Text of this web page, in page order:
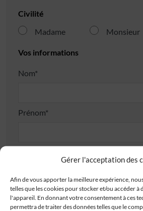
Gérer l'acceptation des
Afin de vous apporter la meilleure expérience,
telles que les cookies pour stocker et/ou accéder à
l'appareil. En donnant votre consentement à ces
permettra de traiter des données telles que le
Civilité
Madame
Monsieur
Vos informations
Nom*
Prénom*
E-mail*